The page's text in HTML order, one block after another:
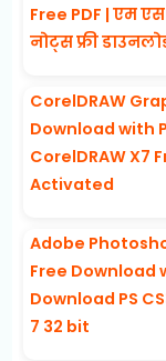
Free PDF | एम
नोट्स फ्री
CorelDRAW
Download with
CorelDRAW X7
Activated
Adobe
Free Download
Download PS
7 32 bit